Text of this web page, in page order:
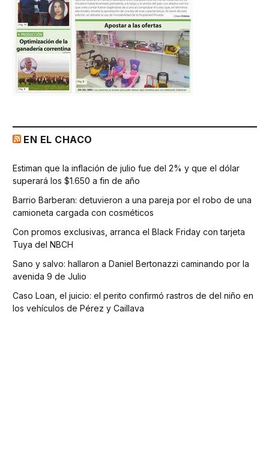
EN EL CHACO
Estiman que la inflación de julio fue del 2% y que el dólar
superará los $1.650 a fin de año
Barrio Barberan: detuvieron a una pareja por el robo de una
camioneta cargada con cosméticos
Con promos exclusivas, arranca el Black Friday con tarjeta
Tuya del NBCH
Sano y salvo: hallaron a Daniel Bertonazzi caminando por la
avenida 9 de Julio
Caso Loan, el juicio: el perito confirmó rastros de del niño en
los vehículos de Pérez y Caillava